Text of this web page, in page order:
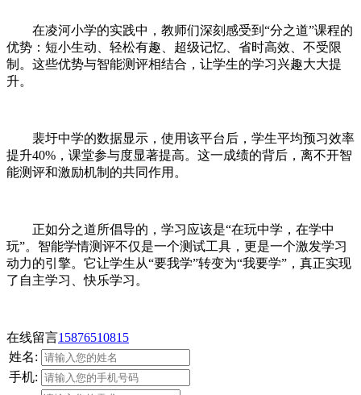
在凌河小学的实践中，教师们深刻感受到“分之道”课程的
优势：短小生动、轻松有趣、超级记忆、省时高效、不受限
制。这些优势与智能测评相结合，让学生的学习兴趣大大提
升。
裴圩中学的数据显示，使用该平台后，学生平均预习效率
提升40%，课堂参与度显著提高。这一成绩的背后，离不开智
能测评和激励机制的共同作用。
正如分之道所倡导的，学习应该是“在玩中学，在学中
玩”。智能学情测评不仅是一个测试工具，更是一个激发学习
动力的引擎。它让学生从“要我学”转变为“我要学”，真正实现
了自主学习、快乐学习。
在线留言15876510815
姓名:
手机: